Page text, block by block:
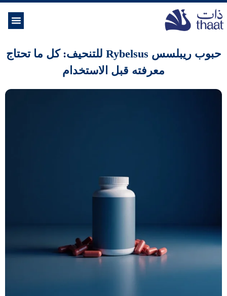
حبوب ريبلسس Rybelsus للتنحيف: كل ما تحتاج
معرفته قبل الاستخدام